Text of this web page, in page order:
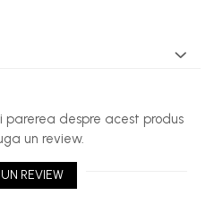
parerea despre acest produs
un review.
REVIEW